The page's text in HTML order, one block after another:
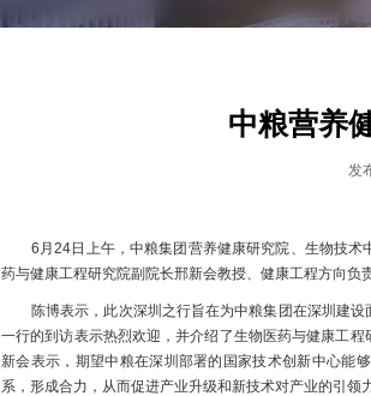
中粮营养
发
6月24日上午，中粮集团营养健康研究院、生物技
药与健康工程研究院副院长邢新会教授、健康工程方向负
陈博表示，此次深圳之行旨在为中粮集团在深圳建
一行的到访表示热烈欢迎，并介绍了生物医药与健康工
新会表示，期望中粮在深圳部署的国家技术创新中心能
系，形成合力，从而促进产业升级和新技术对产业的引领力